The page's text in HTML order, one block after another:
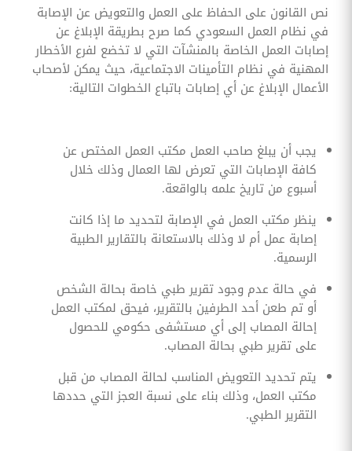
نص القانون على الحفاظ على العمل والتعويض عن الإصابة
في نظام العمل السعودي كما صرح بطريقة الإبلاغ عن
إصابات العمل الخاصة بالمنشآت التي لا تخضع لفرع الأخطار
المهنية في نظام التأمينات الاجتماعية، حيث يمكن لأصحاب
الأعمال الإبلاغ عن أي إصابات باتباع الخطوات التالية:
يجب أن يبلغ صاحب العمل مكتب العمل المختص عن
كافة الإصابات التي تعرض لها العمال وذلك خلال
أسبوع من تاريخ علمه بالواقعة.
ينظر مكتب العمل في الإصابة لتحديد ما إذا كانت
إصابة عمل أم لا وذلك بالاستعانة بالتقارير الطبية
الرسمية.
في حالة عدم وجود تقرير طبي خاصة بحالة الشخص
أو تم طعن أحد الطرفين بالتقرير، فيحق لمكتب العمل
إحالة المصاب إلى أي مستشفى حكومي للحصول
على تقرير طبي بحالة المصاب.
يتم تحديد التعويض المناسب لحالة المصاب من قبل
مكتب العمل، وذلك بناء على نسبة العجز التي حددها
التقرير الطبي.